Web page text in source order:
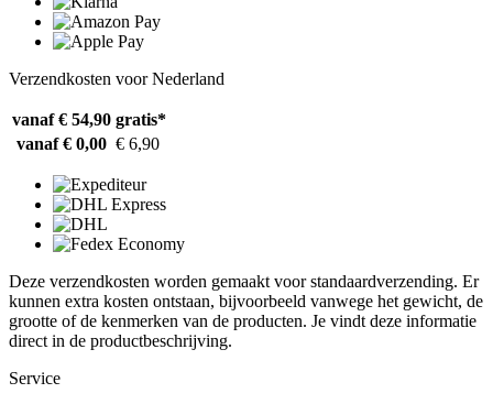
Verzendkosten voor Nederland
vanaf € 54,90 gratis*
vanaf € 0,00 € 6,90
Deze verzendkosten worden gemaakt voor standaardverzending. Er
kunnen extra kosten ontstaan, bijvoorbeeld vanwege het gewicht, de
grootte of de kenmerken van de producten. Je vindt deze informatie
direct in de productbeschrijving.
Service